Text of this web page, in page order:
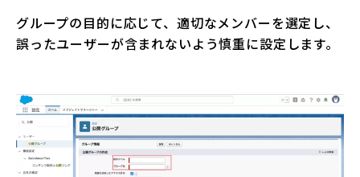
グループの目的に応じて、適切なメンバーを選定し、
誤ったユーザーが含まれないよう慎重に設定します。